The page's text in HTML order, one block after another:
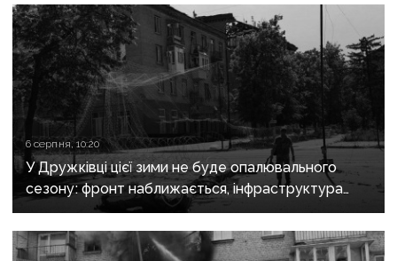
6 серпня, 10:20
У Дружківці цієї зими не буде опалювального
сезону: фронт наближається, інфраструктура
критично зруйнована